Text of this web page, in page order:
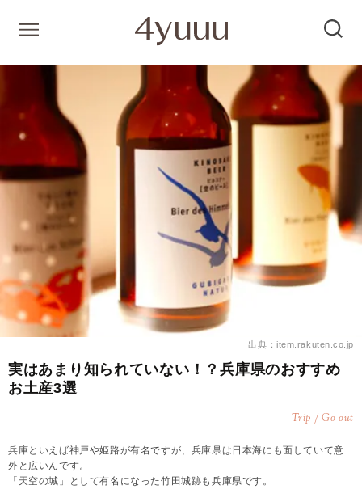
出典：item.rakuten.co.jp
実はあまり知られていない！？兵庫県のおすすめ
お土産3選
Trip / Go out
兵庫といえば神戸や姫路が有名ですが、兵庫県は日本海にも面していて意
外と広いんです。
「天空の城」として有名になった竹田城跡も兵庫県です。